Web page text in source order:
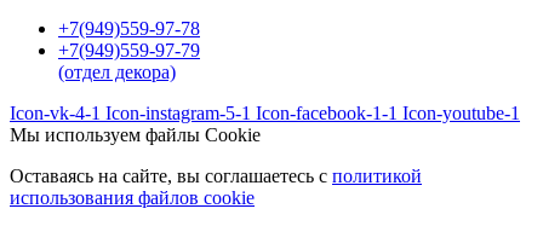
+7(949)559-97-78
+7(949)559-97-79
(отдел декора)
Icon-vk-4-1 Icon-instagram-5-1 Icon-facebook-1-1 Icon-youtube-1
Мы используем файлы Cookie
Оставаясь на сайте, вы соглашаетесь c политикой
использования файлов cookie